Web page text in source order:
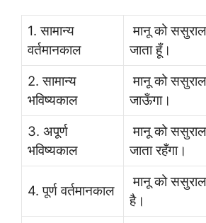
1. सामान्य
वर्तमानकाल
मानू को
जाता हूँ।
2. सामान्य
भविष्यकाल
मानू को
जाऊँगा।
3. अपूर्ण
भविष्यकाल
मानू को
जाता रहँगा।
4. पूर्ण वर्तमानकाल
मानू को
है।